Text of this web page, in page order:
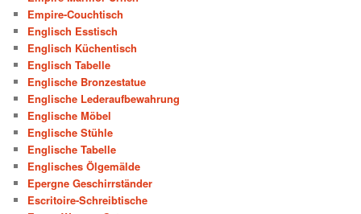
Empire-Couchtisch
Englisch Esstisch
Englisch Küchentisch
Englisch Tabelle
Englische Bronzestatue
Englische Lederaufbewahrung
Englische Möbel
Englische Stühle
Englische Tabelle
Englisches Ölgemälde
Epergne Geschirrständer
Escritoire-Schreibtische